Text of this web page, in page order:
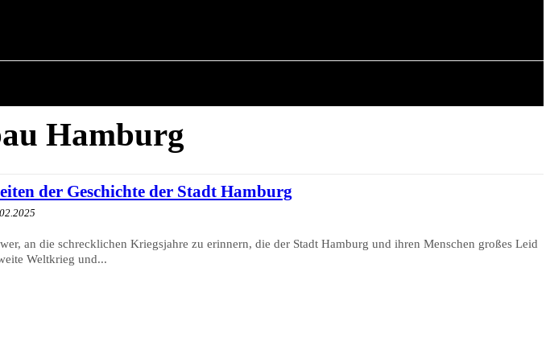
Hamburg
der Geschichte der Stadt Hamburg
an die schrecklichen Kriegsjahre zu erinnern, die der Stadt Hamburg und ihren Menschen großes Leid
Weltkrieg und...